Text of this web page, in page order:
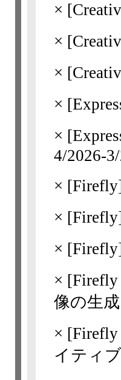
×
×
×
×
×
4/​2026-
×
×
×
× [Firefly
像の生成
× [Firefly
イティ